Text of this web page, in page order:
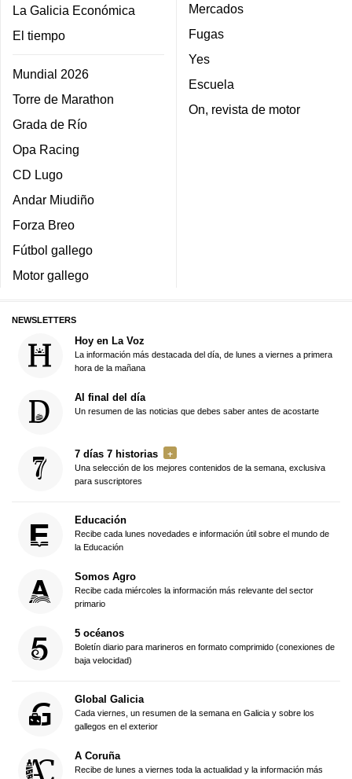
La Galicia Económica
El tiempo
Mundial 2026
Torre de Marathon
Grada de Río
Opa Racing
CD Lugo
Andar Miudiño
Forza Breo
Fútbol gallego
Motor gallego
Mercados
Fugas
Yes
Escuela
On, revista de motor
NEWSLETTERS
Hoy en La Voz
La información más destacada del día, de lunes a viernes a primera
hora de la mañana
Al final del día
Un resumen de las noticias que debes saber antes de acostarte
7 días 7 historias
Una selección de los mejores contenidos de la semana, exclusiva
para suscriptores
Educación
Recibe cada lunes novedades e información útil sobre el mundo de
la Educación
Somos Agro
Recibe cada miércoles la información más relevante del sector
primario
5 océanos
Boletín diario para marineros en formato comprimido (conexiones de
baja velocidad)
Global Galicia
Cada viernes, un resumen de la semana en Galicia y sobre los
gallegos en el exterior
A Coruña
Recibe de lunes a viernes toda la actualidad y la información más